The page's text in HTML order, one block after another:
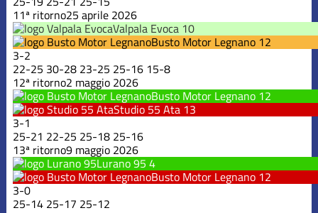
11ª ritorno25 aprile 2026
Valpala Evoca 10
Busto Motor Legnano 12
3-2
22-25 30-28 23-25 25-16 15-8
12ª ritorno2 maggio 2026
Busto Motor Legnano 12
Studio 55 Ata 13
3-1
25-21 22-25 25-18 25-16
13ª ritorno9 maggio 2026
Lurano 95 4
Busto Motor Legnano 12
3-0
25-14 25-17 25-12